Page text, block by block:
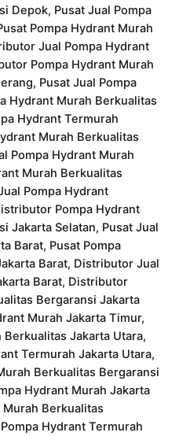
Depok, Pusat Jual Pompa
Pompa Hydrant Murah
Jual Pompa Hydrant
Pompa Hydrant Murah
Pusat Jual Pompa
Hydrant Murah Berkualitas
Hydrant Termurah
Murah Berkualitas
Pompa Hydrant Murah
Murah Berkualitas
Pompa Hydrant
Pompa Hydrant
Jakarta Selatan, Pusat Jual
Barat, Pusat Pompa
Barat, Distributor Jual
Barat, Distributor
Bergaransi Jakarta
Murah Jakarta Timur,
Jakarta Utara,
Termurah Jakarta Utara,
Berkualitas Bergaransi
Hydrant Murah Jakarta
Murah Berkualitas
Hydrant Termurah